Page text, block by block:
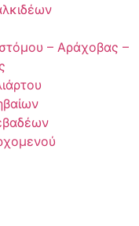
– Αράχοβας –